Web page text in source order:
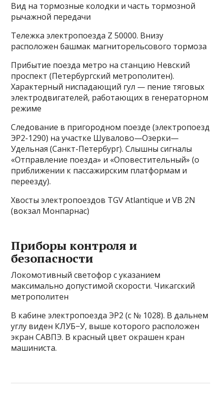
Вид на тормозные колодки и часть тормозной
рычажной передачи
Тележка электропоезда Z 50000. Внизу
расположен башмак магниторельсового тормоза
Прибытие поезда метро на станцию Невский
проспект (Петербургский метрополитен).
Характерный ниспадающий гул — пение тяговых
электродвигателей, работающих в генераторном
режиме
Следование в пригородном поезде (электропоезд
ЭР2-1290) на участке Шувалово—Озерки—
Удельная (Санкт-Петербург). Слышны сигналы
«Отправление поезда» и «Оповестительный» (о
приближении к пассажирским платформам и
переезду).
Хвосты электропоездов TGV Atlantique и VB 2N
(вокзал Монпарнас)
Приборы контроля и
безопасности
Локомотивный светофор с указанием
максимально допустимой скорости. Чикагский
метрополитен
В кабине электропоезда ЭР2 (с № 1028). В дальнем
углу виден КЛУБ−У, выше которого расположен
экран САВПЭ. В красный цвет окрашен кран
машиниста.